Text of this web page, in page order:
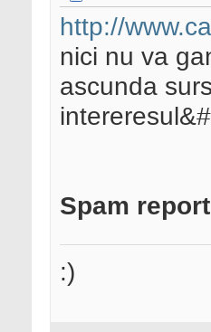
http://
nici nu va
ascunda
Spam
:)